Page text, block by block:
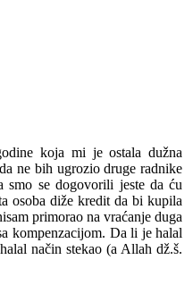
koja mi je ostala dužna
ne bih ugrozio druge radnike
smo se dogovorili jeste da ću
osoba diže kredit da bi kupila
primorao na vraćanje duga
kompenzacijom. Da li je halal
način stekao (a Allah dž.š.